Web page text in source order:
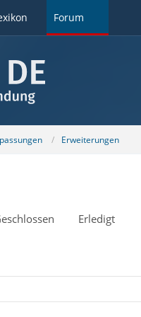
Forum
Erweiterungen
Erledigt